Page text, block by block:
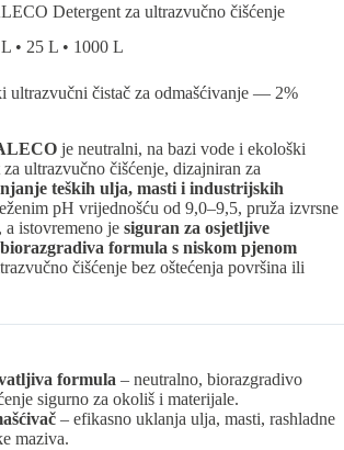
Detergent za ultrazvučno čišćenje
• 25 L • 1000 L
ultrazvučni čistač za odmašćivanje — 2%
je neutralni, na bazi vode i ekološki
ultrazvučno čišćenje, dizajniran za
teških ulja, masti i industrijskih
pH vrijednošću od 9,0–9,5, pruža izvrsne
a istovremeno je siguran za osjetljive
biorazgradiva formula s niskom pjenom
čišćenje bez oštećenja površina ili
formula – neutralno, biorazgradivo
sigurno za okoliš i materijale.
– efikasno uklanja ulja, masti, rashladne
maziva.